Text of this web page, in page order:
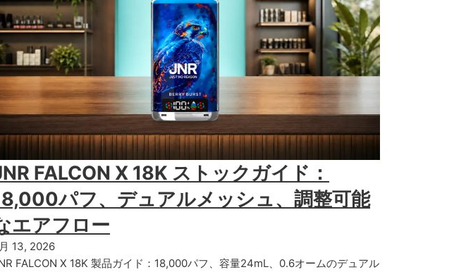
FALCON X 18K ストックガイド：
パフ、デュアルメッシュ、調整可能
エアフロー
13, 2026
FALCON X 18K 製品ガイド：18,000パフ、容量24mL、0.6オームのデュアル